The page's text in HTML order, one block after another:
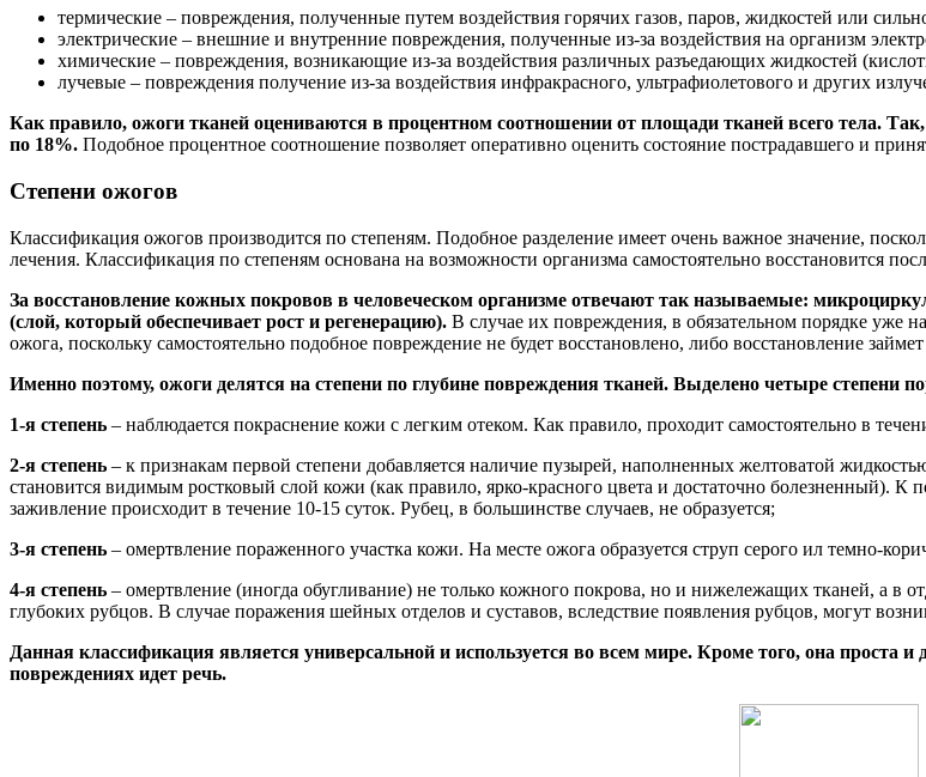
термические – повреждения, полученные путем воздействия горячих газов, паров, жидкостей или
электрические – внешние и внутренние повреждения, полученные из-за воздействия на организм
химические – повреждения, возникающие из-за воздействия различных разъедающих жидкостей
лучевые – повреждения получение из-за воздействия инфракрасного, ультрафиолетового и других
Как правило, ожоги тканей оцениваются в процентном соотношении от площади тканей всего тела.
по 18%. Подобное процентное соотношение позволяет оперативно оценить состояние пострадавшего и
Степени ожогов
Классификация ожогов производится по степеням. Подобное разделение имеет очень важное значение,
лечения. Классификация по степеням основана на возможности организма самостоятельно восстановится
За восстановление кожных покровов в человеческом организме отвечают так называемые:
(слой, который обеспечивает рост и регенерацию). В случае их повреждения, в обязательном порядке уже
ожога, поскольку самостоятельно подобное повреждение не будет восстановлено, либо восстановление
Именно поэтому, ожоги делятся на степени по глубине повреждения тканей. Выделено четыре степени
1-я степень – наблюдается покраснение кожи с легким отеком. Как правило, проходит самостоятельно в
2-я степень – к признакам первой степени добавляется наличие пузырей, наполненных желтоватой
становится видимым ростковый слой кожи (как правило, ярко-красного цвета и достаточно болезненный).
заживление происходит в течение 10-15 суток. Рубец, в большинстве случаев, не образуется;
3-я степень – омертвление пораженного участка кожи. На месте ожога образуется струп серого ил темно-
4-я степень – омертвление (иногда обугливание) не только кожного покрова, но и нижележащих тканей, а в
глубоких рубцов. В случае поражения шейных отделов и суставов, вследствие появления рубцов, могут
Данная классификация является универсальной и используется во всем мире. Кроме того, она проста
повреждениях идет речь.